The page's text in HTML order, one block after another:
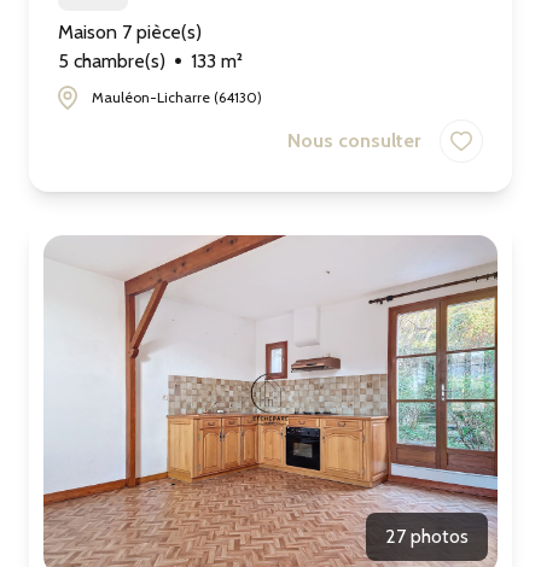
Maison 7 pièce(s)
5 chambre(s)
133 m²
Mauléon-Licharre (64130)
Nous consulter
27 photos